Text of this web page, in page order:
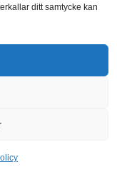
ditt samtycke kan